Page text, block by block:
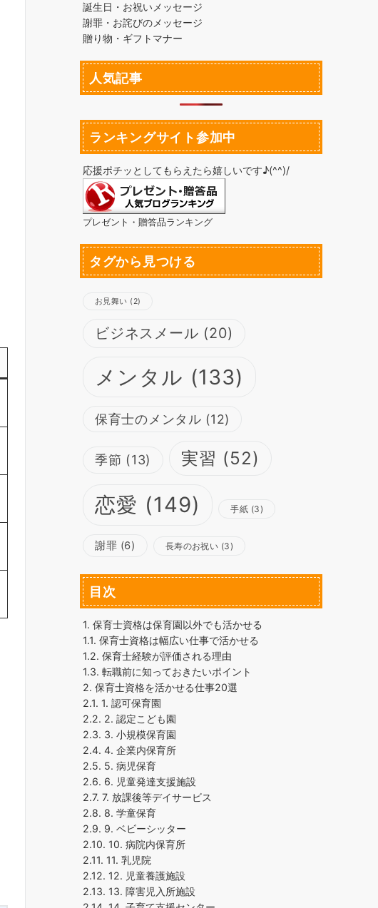
誕生日・お祝いメッセージ
謝罪・お詫びのメッセージ
贈り物・ギフトマナー
人気記事
ランキングサイト参加中
応援ポチッとしてもらえたら嬉しいです♪(^^)/
プレゼント・贈答品ランキング
タグから見つける
お見舞い (2)
ビジネスメール (20)
メンタル (133)
保育士のメンタル (12)
季節 (13) 実習 (52)
恋愛 (149) 手紙 (3)
謝罪 (6) 長寿のお祝い (3)
目次
1. 保育士資格は保育園以外でも活かせる
1.1. 保育士資格は幅広い仕事で活かせる
1.2. 保育士経験が評価される理由
1.3. 転職前に知っておきたいポイント
2. 保育士資格を活かせる仕事20選
2.1. 1. 認可保育園
2.2. 2. 認定こども園
2.3. 3. 小規模保育園
2.4. 4. 企業内保育所
2.5. 5. 病児保育
2.6. 6. 児童発達支援施設
2.7. 7. 放課後等デイサービス
2.8. 8. 学童保育
2.9. 9. ベビーシッター
2.10. 10. 病院内保育所
2.11. 11. 乳児院
2.12. 12. 児童養護施設
2.13. 13. 障害児入所施設